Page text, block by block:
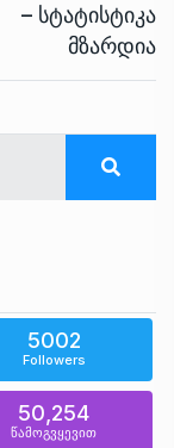
– სტატისტიკა
მზარდია
5002
Followers
50,254
წამოგვყევით